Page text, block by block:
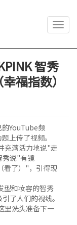
智秀
福指数）
YouTube频
上传了视频。
充满活力地说"走
秀说"有镜
看了）"，引得现
型和妆容的智秀
了人们的视线。
里洗头准备下一